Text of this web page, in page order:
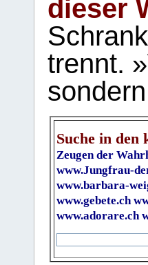
dieser
trennt.
Suche in den
Zeugen der
www.Jungfrau-
www.barbara-
www.gebete.ch
www.adorare.ch